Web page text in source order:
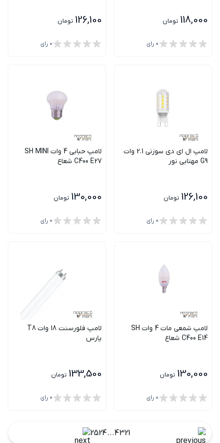
118,000 تومان
0 رای
126,100 تومان
0 رای
لامپ ال ای دی سوزنی 2.1 وات
G9 مهتابی نور
126,100 تومان
0 رای
لامپ حبابی 4 وات SH MINI
C400 E27 شعاع
130,000 تومان
0 رای
لامپ شمعی مات 4 وات SH
C400 E14 شعاع
130,000 تومان
0 رای
لامپ فلورسنت 18 وات T8
پارس
133,500 تومان
0 رای
1
2
3
4
...
24
25